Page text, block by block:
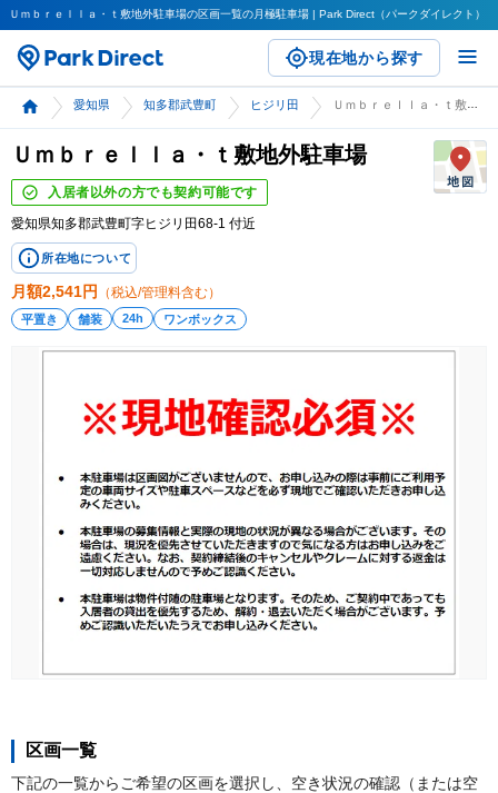
Ｕｍｂｒｅｌｌａ・ｔ敷地外駐車場の区画一覧の月極駐車場 | Park Direct（パークダイレクト）
現在地から探す
愛知県 知多郡武豊町 ヒジリ田
Ｕｍｂｒｅｌｌａ・ｔ敷地外駐車場
入居者以外の方でも契約可能です
愛知県知多郡武豊町字ヒジリ田68-1 付近
所在地について
月額2,541円 （税込/管理料含む）
平置き 舗装 24h ワンボックス
区画一覧
下記の一覧からご希望の区画を選択し、空き状況の確認（または空